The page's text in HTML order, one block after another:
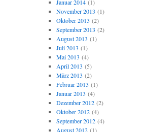
Januar 2014(1)
November 2013 (1)
Oktober 2013 (2)
September 2013 (2)
August 2013 (1)
Juli 2013 (1)
Mai 2013 (4)
April 2013 (5)
März 2013 (2)
Februar 2013 (1)
Januar 2013 (4)
Dezember 2012(2)
Oktober 2012(4)
September 2012(4)
August 2012(1)